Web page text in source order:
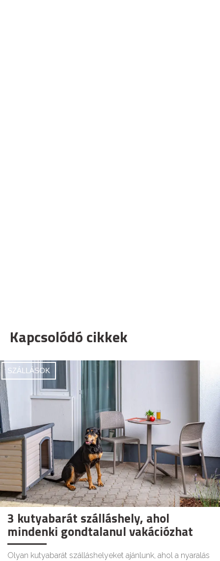
Kapcsolódó cikkek
SZÁLLÁSOK
3 kutyabarát szálláshely, ahol
mindenki gondtalanul vakációzhat
Olyan kutyabarát szálláshelyeket ajánlunk, ahol a nyaralás